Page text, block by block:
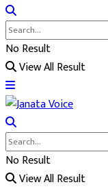
No Result
View All Result
No Result
View All Result